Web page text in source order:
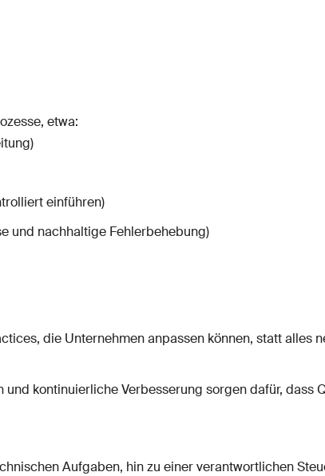
etwa:
einführen)
und nachhaltige Fehlerbehebung)
die Unternehmen anpassen können, statt alles
und kontinuierliche Verbesserung sorgen dafür,
Aufgaben, hin zu einer verantwortlichen